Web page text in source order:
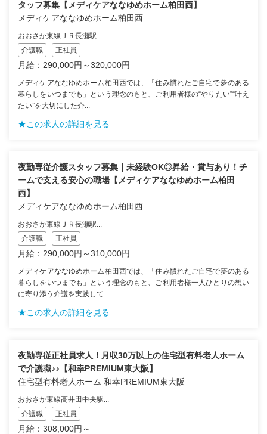
タッフ募集【メディケアななゆめホーム柏田西】
メディケアななゆめホーム柏田西
おおさか東線ＪＲ長瀬駅...
介護職
正社員
月給：290,000円～320,000円
メディケアななゆめホーム柏田西では、「住み慣れたご自宅で夢のある
暮らしをいつまでも」という理念のもと、ご利用者様の“やりたい”“叶え
たい”を大切にした介...
★この求人の詳細を見る
夜勤専従介護スタッフ募集｜未経験OK◎昇給・賞与あり！チ
ームで支える安心の職場【メディケアななゆめホーム柏田
西】
メディケアななゆめホーム柏田西
おおさか東線ＪＲ長瀬駅...
介護職
正社員
月給：290,000円～310,000円
メディケアななゆめホーム柏田西では、「住み慣れたご自宅で夢のある
暮らしをいつまでも」という理念のもと、ご利用者様一人ひとりの想い
に寄り添う介護を実践して...
★この求人の詳細を見る
夜勤専従正社員求人！月収30万以上の住宅型有料老人ホーム
で介護職♪♪【和幸PREMIUM東大阪】
住宅型有料老人ホーム 和幸PREMIUM東大阪
おおさか東線高井田中央駅...
介護職
正社員
月給：308,000円～